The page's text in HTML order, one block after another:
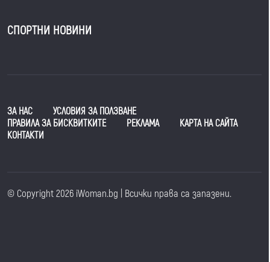
СПОРТНИ НОВИНИ
ЗА НАС
УСЛОВИЯ ЗА ПОЛЗВАНЕ
ПРАВИЛА ЗА БИСКВИТКИТЕ
РЕКЛАМА
КАРТА НА САЙТА
КОНТАКТИ
© Copyright 2026 iWoman.bg | Всички права са запазени.